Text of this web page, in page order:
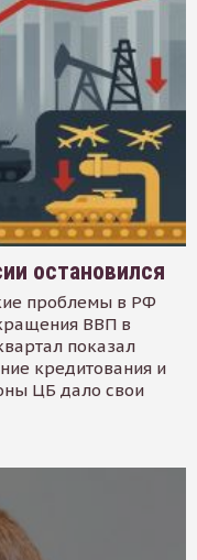
остановился
проблемы в РФ
ВВП в
показал
кредитования и
ЦБ дало свои